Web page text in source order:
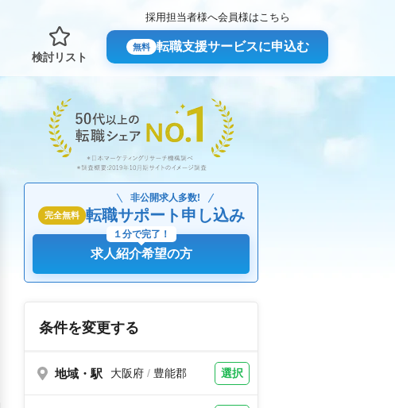
検討リスト
採用担当者様へ会員様はこちら
無料 転職支援サービスに申込む
完全無料
非公開求人多数!
転職サポート申し込み
求人紹介希望の方
１分で完了！
条件を変更する
地域・駅 大阪府/ 豊能郡 選択